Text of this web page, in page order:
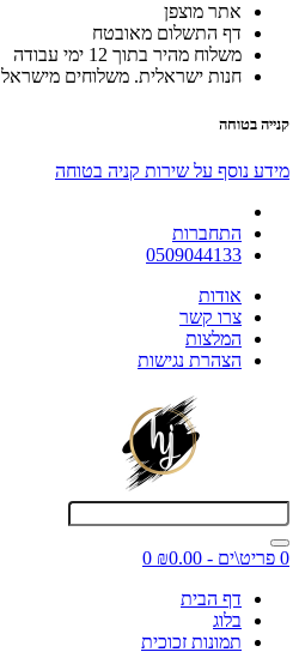
אתר מוצפן
דף התשלום מאובטח
משלוח מהיר בתוך 12 ימי עבודה
חנות ישראלית. משלוחים מישראל
קנייה בטוחה
מידע נוסף על שירות קניה בטוחה
התחברות
0509044133
אודות
צרו קשר
המלצות
הצהרת נגישות
0 פריט\ים - ₪0.00
0
דף הבית
בלוג
תמונות זכוכית